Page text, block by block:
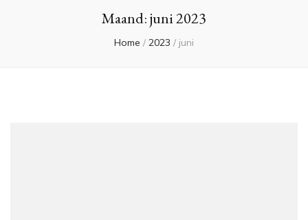
Maand:juni 2023
Home / 2023 / juni